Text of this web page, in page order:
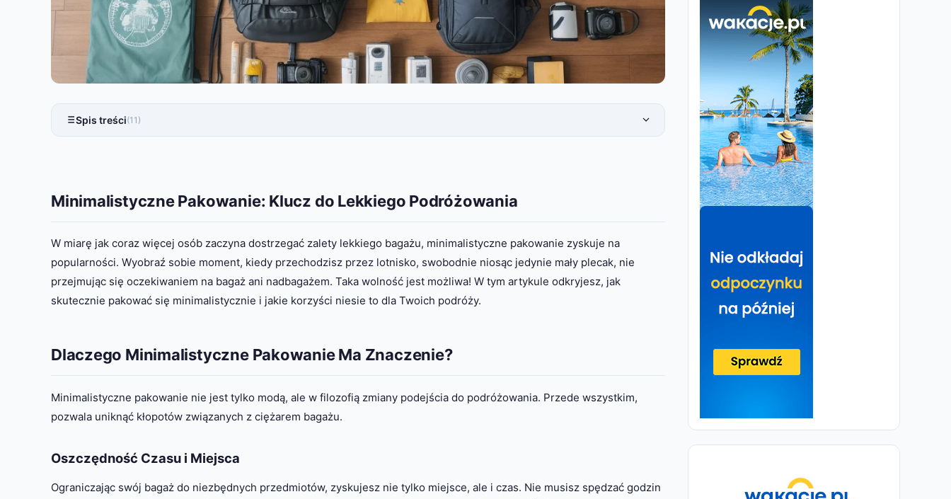
Spis treści(11)
Minimalistyczne Pakowanie: Klucz do Lekkiego Podróżowania
W miarę jak coraz więcej osób zaczyna dostrzegać zalety lekkiego bagażu, minimalistyczne pakowanie zyskuje na
popularności. Wyobraź sobie moment, kiedy przechodzisz przez lotnisko, swobodnie niosąc jedynie mały plecak, nie
przejmując się oczekiwaniem na bagaż ani nadbagażem. Taka wolność jest możliwa! W tym artykule odkryjesz, jak
skutecznie pakować się minimalistycznie i jakie korzyści niesie to dla Twoich podróży.
Dlaczego Minimalistyczne Pakowanie Ma Znaczenie?
Minimalistyczne pakowanie nie jest tylko modą, ale w filozofią zmiany podejścia do podróżowania. Przede wszystkim,
pozwala uniknąć kłopotów związanych z ciężarem bagażu.
Oszczędność Czasu i Miejsca
Ograniczając swój bagaż do niezbędnych przedmiotów, zyskujesz nie tylko miejsce, ale i czas. Nie musisz spędzać godzin